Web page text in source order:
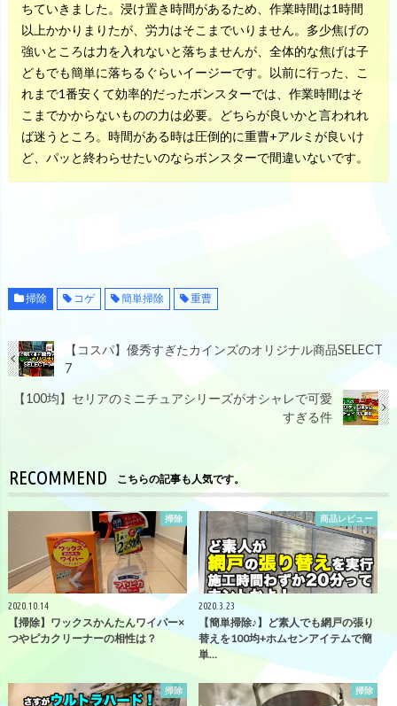
ちていきました。浸け置き時間があるため、作業時間は1時間
以上かかりまりたが、労力はそこまでいりません。多少焦げの
強いところは力を入れないと落ちませんが、全体的な焦げは子
どもでも簡単に落ちるぐらいイージーです。以前に行った、こ
れまで1番安くて効率的だったボンスターでは、作業時間はそ
こまでかからないものの力は必要。どちらが良いかと言われれ
ば迷うところ。時間がある時は圧倒的に重曹+アルミが良いけ
ど、パッと終わらせたいのならボンスターで間違いないです。
掃除 コゲ 簡単掃除 重曹
【コスパ】優秀すぎたカインズのオリジナル商品SELECT
7
【100均】セリアのミニチュアシリーズがオシャレで可愛
すぎる件
RECOMMEND こちらの記事も人気です。
掃除
2020.10.14
【掃除】ワックスかんたんワイパー×
つやピカクリーナーの相性は？
商品レビュー
2020.3.23
【簡単掃除♪】ど素人でも網戸の張り
替えを100均+ホムセンアイテムで簡
単…
掃除 掃除